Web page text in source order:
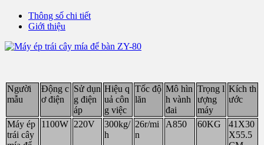
Thông số chi tiết
Giới thiệu
Người
mẫu
Động c
ơ điện
Sử dụn
g điện
áp
Hiệu q
uả côn
g việc
Tốc độ
lăn
Mô hìn
h vành
đai
Trọng l
ượng
máy
Kích th
ước
Máy ép
trái cây
1100W 220V
300kg/
h
26r/mi
n
A850 60KG
41X30
X55.5